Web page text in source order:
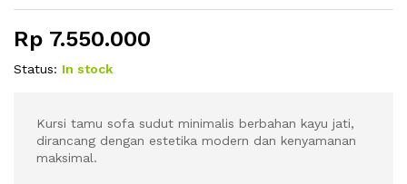
Rp 7.550.000
Status: In stock
Kursi tamu sofa sudut minimalis berbahan kayu jati,
dirancang dengan estetika modern dan kenyamanan
maksimal.